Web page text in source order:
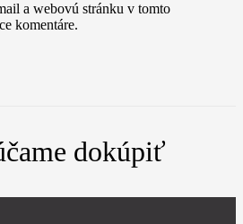
a webovú stránku v tomto
komentáre.
dokúpiť